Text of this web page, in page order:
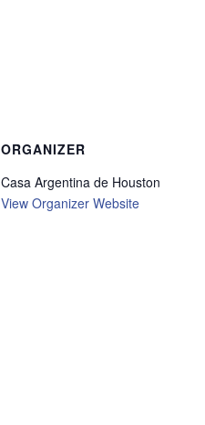
ORGANIZER
Casa Argentina de Houston
View Organizer Website